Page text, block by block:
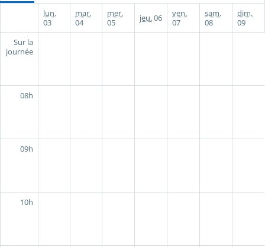
lun.
03
mar.
04
mer.
05
jeu.06
ven.
07
sam.
08
dim.
09
Sur la
journée
08h
09h
10h